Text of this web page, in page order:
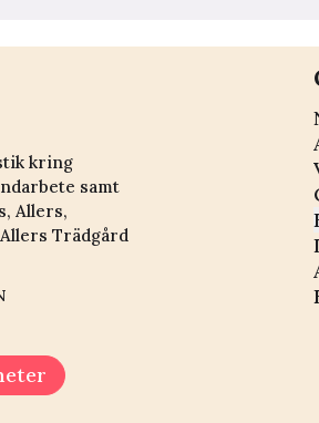
kring
samt
Allers,
Trädgård